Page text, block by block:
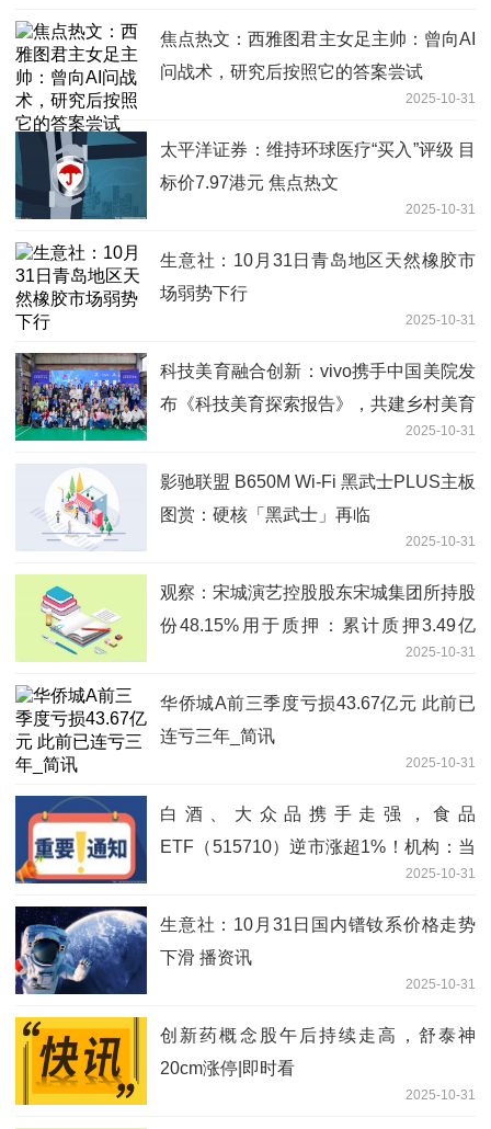
焦点热文：西雅图君主女足主帅：曾向AI
问战术，研究后按照它的答案尝试
2025-10-31
太平洋证券：维持环球医疗“买入”评级 目
标价7.97港元 焦点热文
2025-10-31
生意社：10月31日青岛地区天然橡胶市
场弱势下行
2025-10-31
科技美育融合创新：vivo携手中国美院发
布《科技美育探索报告》，共建乡村美育
2025-10-31
影驰联盟 B650M Wi-Fi 黑武士PLUS主板
图赏：硬核「黑武士」再临
2025-10-31
观察：宋城演艺控股股东宋城集团所持股
份48.15%用于质押：累计质押3.49亿
2025-10-31
华侨城A前三季度亏损43.67亿元 此前已
连亏三年_简讯
2025-10-31
白酒、大众品携手走强，食品
ETF（515710）逆市涨超1%！机构：当
2025-10-31
生意社：10月31日国内镨钕系价格走势
下滑 播资讯
2025-10-31
创新药概念股午后持续走高，舒泰神
20cm涨停|即时看
2025-10-31